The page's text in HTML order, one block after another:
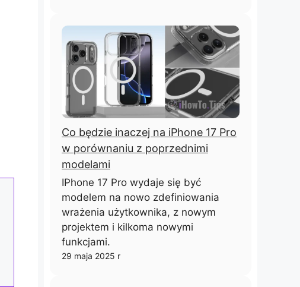
Co będzie inaczej na iPhone 17 Pro
w porównaniu z poprzednimi
modelami
IPhone 17 Pro wydaje się być
modelem na nowo zdefiniowania
wrażenia użytkownika, z nowym
projektem i kilkoma nowymi
funkcjami.
29 maja 2025 r